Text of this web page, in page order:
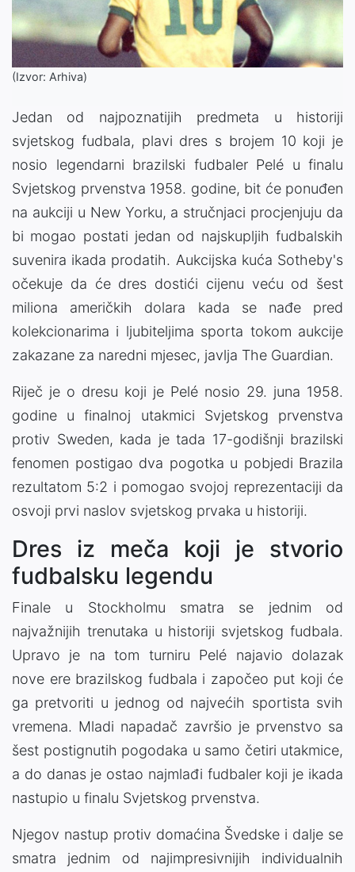
(Izvor: Arhiva)
Jedan od najpoznatijih predmeta u historiji
svjetskog fudbala, plavi dres s brojem 10 koji je
nosio legendarni brazilski fudbaler Pelé u finalu
Svjetskog prvenstva 1958. godine, bit će ponuđen
na aukciji u New Yorku, a stručnjaci procjenjuju da
bi mogao postati jedan od najskupljih fudbalskih
suvenira ikada prodatih. Aukcijska kuća Sotheby's
očekuje da će dres dostići cijenu veću od šest
miliona američkih dolara kada se nađe pred
kolekcionarima i ljubiteljima sporta tokom aukcije
zakazane za naredni mjesec, javlja The Guardian.
Riječ je o dresu koji je Pelé nosio 29. juna 1958.
godine u finalnoj utakmici Svjetskog prvenstva
protiv Sweden, kada je tada 17-godišnji brazilski
fenomen postigao dva pogotka u pobjedi Brazila
rezultatom 5:2 i pomogao svojoj reprezentaciji da
osvoji prvi naslov svjetskog prvaka u historiji.
Dres iz meča koji je stvorio
fudbalsku legendu
Finale u Stockholmu smatra se jednim od
najvažnijih trenutaka u historiji svjetskog fudbala.
Upravo je na tom turniru Pelé najavio dolazak
nove ere brazilskog fudbala i započeo put koji će
ga pretvoriti u jednog od najvećih sportista svih
vremena. Mladi napadač završio je prvenstvo sa
šest postignutih pogodaka u samo četiri utakmice,
a do danas je ostao najmlađi fudbaler koji je ikada
nastupio u finalu Svjetskog prvenstva.
Njegov nastup protiv domaćina Švedske i dalje se
smatra jednim od najimpresivnijih individualnih